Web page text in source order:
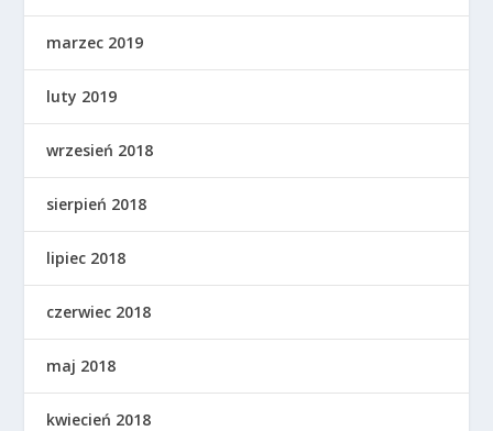
marzec 2019
luty 2019
wrzesień 2018
sierpień 2018
lipiec 2018
czerwiec 2018
maj 2018
kwiecień 2018